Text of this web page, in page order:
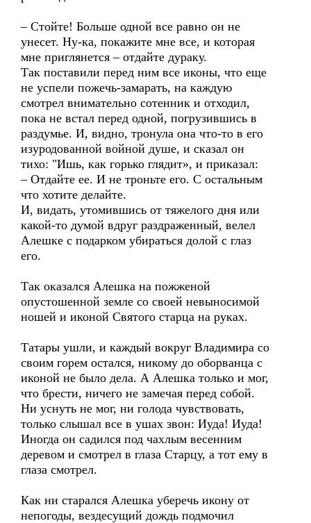
– Стойте! Больше одной все равно он не
унесет. Ну-ка, покажите мне все, и которая
мне приглянется – отдайте дураку.
Так поставили перед ним все иконы, что еще
не успели пожечь-замарать, на каждую
смотрел внимательно сотенник и отходил,
пока не встал перед одной, погрузившись в
раздумье. И, видно, тронула она что-то в его
изуродованной войной душе, и сказал он
тихо: "Ишь, как горько глядит», и приказал:
– Отдайте ее. И не троньте его. С остальным
что хотите делайте.
И, видать, утомившись от тяжелого дня или
какой-то думой вдруг раздраженный, велел
Алешке с подарком убираться долой с глаз
его.
Так оказался Алешка на пожженой
опустошенной земле со своей невыносимой
ношей и иконой Святого старца на руках.
Татары ушли, и каждый вокруг Владимира со
своим горем остался, никому до оборванца с
иконой не было дела. А Алешка только и мог,
что брести, ничего не замечая перед собой.
Ни уснуть не мог, ни голода чувствовать,
только слышал все в ушах звон: Иуда! Иуда!
Иногда он садился под чахлым весенним
деревом и смотрел в глаза Старцу, а тот ему в
глаза смотрел.
Как ни старался Алешка уберечь икону от
непогоды, вездесущий дождь подмочил